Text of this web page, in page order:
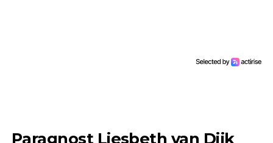
Paragnost Liesbeth van Dijk